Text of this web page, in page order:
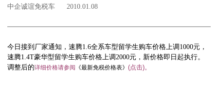
中企诚谊免税车 2010.01.08
今日接到厂家通知，速腾1.6全系车型留学生购车价格上调1000元，
速腾1.4T豪华型留学生购车价格上调2000元，新价格即日起执行。
调整后的详细价格请参阅 《最新免税价格表》 (点击)。